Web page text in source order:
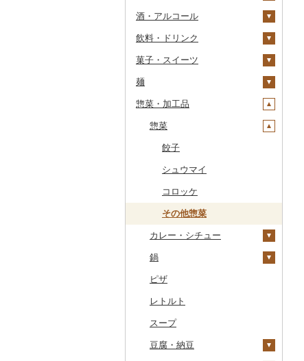
牛タン
和牛
黒毛和牛
仙台牛
米沢牛
山形牛
常陸牛
上州牛
飛騨牛
近江牛
但馬牛
土佐あかうし
佐賀牛
長崎和牛
ビーフジャーキー
その他牛肉（加工品）
しゃぶしゃぶ
焼肉
アグー豚
もつ鍋
ハム
ソーセージ・ウインナ
鶏肉（精肉）
ハム・ソーセージ
唐揚げ
水炊き
地鶏
赤鶏さつま
その他鶏肉
鹿肉
馬肉
羊肉・ラム肉（ジンギス
かにしゃぶ
その他カニ
伊勢海老
その他エビ
明太子・たらこ
明太子
たらこ
その他魚卵
数の子
キャビア
その他魚卵
貝
鮑（アワビ）
牡蠣（カキ）
あさり
しじみ
サザエ
はまぐり
その他貝
鮮魚
鮭・サーモン
マグロ
イワシ
カツオ
金目鯛
クエ
サバ
さんま
鯛
のどぐろ
イカ・タコ
イカ
タコ
海苔・海藻
海苔
わかめ
ひじき
その他海苔・海藻
干物
ししゃも
その他干物
その他魚介・加工品
しらす・ちりめん
かまぼこ・練り製品
玄米
金芽米
ゆめぴりか
コシヒカリ
はえぬき
さがびより
あきたこまち
ひとめぼれ
ミルキークィーン
ななつぼし
その他穀物加工品
パン
ナガノパープル
ピオーネ
デラウェア
その他ぶどう・マスカ
りんご
もも
メロン
梨
和梨
洋梨・ラフランス
マンゴー
みかん・柑橘
みかん
レモン
不知火・デコポン
せとか
まどんな
ポンカン
その他柑橘
すいか
キウイ
柿（カキ）
ドライフルーツ
干し芋
その他ドライフルーツ
その他果物
びわ
ブルーベリー
パイナップル
栗
じゃがいも
さつまいも
その他いも
トマト
フルーツトマト
ミニトマト
玉ねぎ
ねぎ
根菜
人参
大根
自然薯
レンコン
にんにく・生姜
その他根菜
アスパラガス
きのこ
しいたけ
松茸
その他きのこ
その他野菜
山菜
かぼちゃ
レタス
その他野菜
卵
チーズ
ヨーグルト
バター
その他乳製品
酒・アルコール
ビール・発泡酒
ビール
地ビール・クラフトビ
日本酒
純米吟醸
大吟醸
吟醸
その他日本酒
芋焼酎
麦焼酎
米焼酎
黒糖焼酎
その他焼酎
梅酒
泡盛
ワイン
白ワイン
赤ワイン
シャンパン・スパーク
リングワイン
ウイスキー
リキュール・洋酒
甘酒
ノンアルコール
その他酒
飲料・ドリンク
水・ミネラルウォーター
飲料
コーヒー豆
粉
ドリップ
茶
飲料
茶葉・ティーバッグ
静岡茶
足柄茶
知覧茶
八女茶
果汁飲料
りんごジュース
みかんジュース（オレ
その他果汁飲料
紅茶
飲料
茶葉・ティーバッグ
その他飲料・ジュース
野菜ジュース
炭酸飲料
豆乳
菓子・スイーツ
クッキー
焼き菓子
プリン
ゼリー
チョコレート
カステラ
アイス・ジェラート
その他洋菓子
煎餅・おかき
羊羹
饅頭
大福
麺
ラーメン
うどん
そば
パスタ
ひやむぎ
そうめん
その他麺
惣菜・加工品
惣菜
餃子
シュウマイ
コロッケ
その他惣菜
カレー・シチュー
シチュー
鍋
肉
魚
その他鍋
ピザ
レトルト
スープ
豆腐・納豆